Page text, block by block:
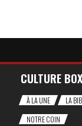
CULTURE
À LA UNE LA
NOTRE COIN